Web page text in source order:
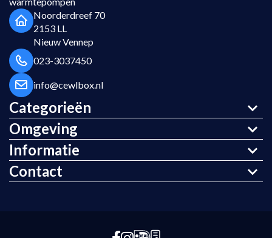
Noorderdreef 70
2153 LL
Nieuw Vennep
023-3037450
info@cewlbox.nl
Categorieën
Omgeving
Informatie
Contact